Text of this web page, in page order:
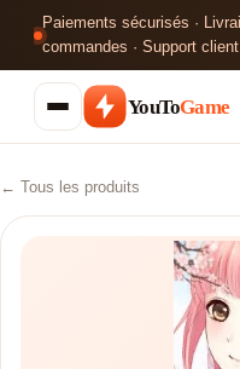
Paiements sécurisés ·
commandes · Support client
YouToGame
← Tous les produits